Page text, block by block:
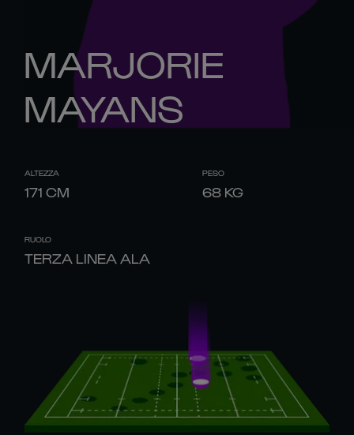
MARJORIE
MAYANS
ALTEZZA
171 CM
PESO
68 KG
RUOLO
TERZA LINEA ALA